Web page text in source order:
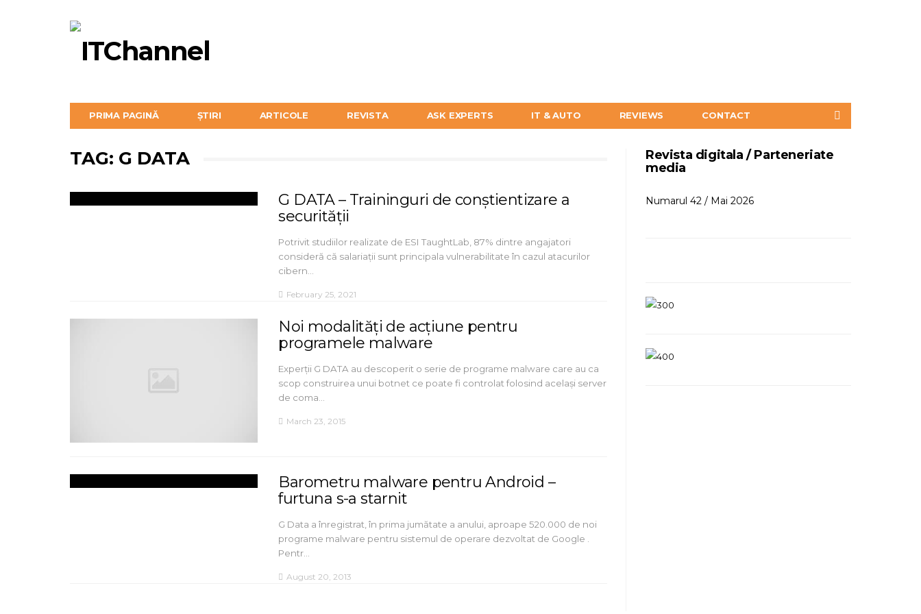
PRIMA PAGINĂ ȘTIRI ARTICOLE REVISTA ASK EXPERTS IT & AUTO REVIEWS CONTACT
TAG: G DATA
G DATA – Traininguri de conștientizare a
securității
Potrivit studiilor realizate de ESI TaughtLab, 87% dintre angajatori
consideră că salariații sunt principala vulnerabilitate în cazul atacurilor
cibern…
February 25, 2021
Noi modalități de acțiune pentru
programele malware
Experții G DATA au descoperit o serie de programe malware care au ca
scop construirea unui botnet ce poate fi controlat folosind același server
de coma…
March 23, 2015
Barometru malware pentru Android –
furtuna s-a starnit
G Data a înregistrat, în prima jumătate a anului, aproape 520.000 de noi
programe malware pentru sistemul de operare dezvoltat de Google .
Pentr…
August 20, 2013
Revista digitala / Parteneriate
media
Numarul 42 / Mai 2026